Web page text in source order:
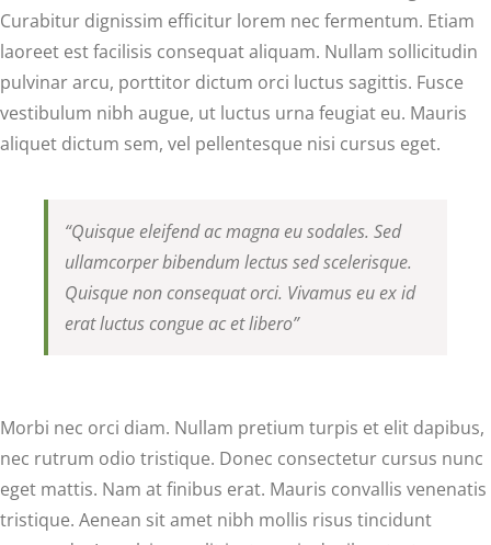
Curabitur dignissim efficitur lorem nec fermentum. Etiam
laoreet est facilisis consequat aliquam. Nullam sollicitudin
pulvinar arcu, porttitor dictum orci luctus sagittis. Fusce
vestibulum nibh augue, ut luctus urna feugiat eu. Mauris
aliquet dictum sem, vel pellentesque nisi cursus eget.
“Quisque eleifend ac magna eu sodales. Sed
ullamcorper bibendum lectus sed scelerisque.
Quisque non consequat orci. Vivamus eu ex id
erat luctus congue ac et libero”
Morbi nec orci diam. Nullam pretium turpis et elit dapibus,
nec rutrum odio tristique. Donec consectetur cursus nunc
eget mattis. Nam at finibus erat. Mauris convallis venenatis
tristique. Aenean sit amet nibh mollis risus tincidunt